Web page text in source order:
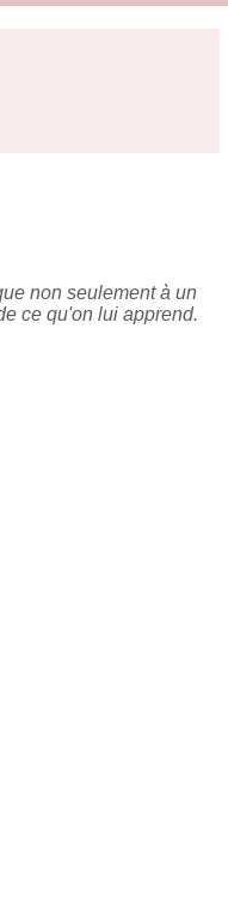
non seulement à un
ce qu'on lui apprend.